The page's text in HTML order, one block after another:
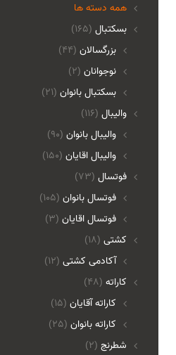
همه دسته ها
(165) بسکتبال
بزرگسالان (44)
نوجوانان (2)
بسکتبال بانوان (21)
(116) والیبال
واليبال بانوان (90)
واليبال اقايان (150)
(73) فوتسال
فوتسال بانوان (105)
فوتسال اقايان (3)
(18) کشتی
آکادمی کشتی (12)
(48) کاراته
کاراته آقایان (15)
کاراته بانوان (25)
(2) شطرنج